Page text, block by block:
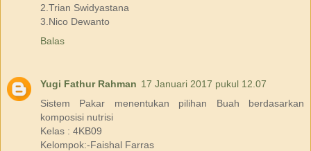
2.Trian Swidyastana
3.Nico Dewanto
Balas
Yugi Fathur Rahman 17 Januari 2017 pukul 12.07
Sistem Pakar menentukan pilihan Buah berdasarkan
komposisi nutrisi
Kelas : 4KB09
Kelompok:-Faishal Farras